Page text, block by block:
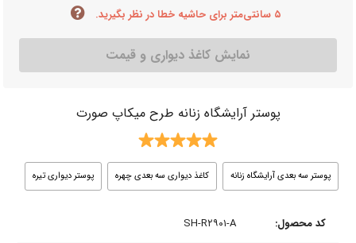
۵ سانتی‌متر برای حاشیه خطا در نظر بگیرید.
نمایش کاغذ دیواری و قیمت
پوستر آرایشگاه زنانه طرح میکاپ صورت
پوستر سه بعدی آرایشگاه زنانه کاغذ دیواری سه بعدی چهره پوستر دیواری تیره
کد محصول: SH-R۲۹۰۱-A